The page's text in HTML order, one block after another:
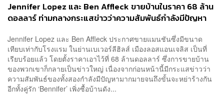
Jennifer Lopez และ Ben Affleck ขายบ้านในราคา 68 ล้าน
ดอลลาร์ ท่ามกลางกระแสข่าวว่าความสัมพันธ์กำลังมีปัญหา
Jennifer Lopez และ Ben Affleck ประกาศขายแมนชันซึ่งมีขนาด
เทียบเท่ากับโรงแรม ในย่านเบเวอร์ลีฮิลส์ เมืองลอสแอนเจลิส เป็นที่
เรียบร้อยแล้ว โดยตั้งราคาเอาไว้ที่ 68 ล้านดอลลาร์ ซึ่งการขายบ้าน
ของพวกเขาก็กลายเป็นข่าวใหญ่ เนื่องจากก่อนหน้านี้มีกระแสข่าวว่า
ความสัมพันธ์ของทั้งสองกำลังมีปัญหามากมายจนถึงขั้นจะหย่าร้างกัน
อีกทั้งคู่รัก ‘Bennifer’ เพิ่งซื้อบ้านดัง...